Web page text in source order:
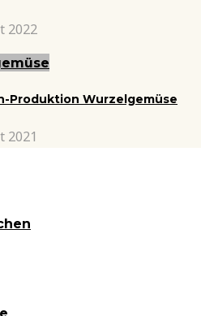
2022
Produktion Wurzelgemüse
2021